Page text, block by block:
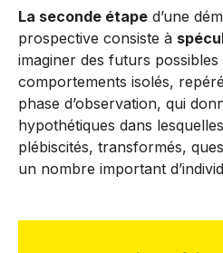
La seconde étape d’une
prospective consiste à
imaginer des futurs
comportements isolés,
phase d’observation, qui
hypothétiques dans
plébiscités, transformés,
un nombre important